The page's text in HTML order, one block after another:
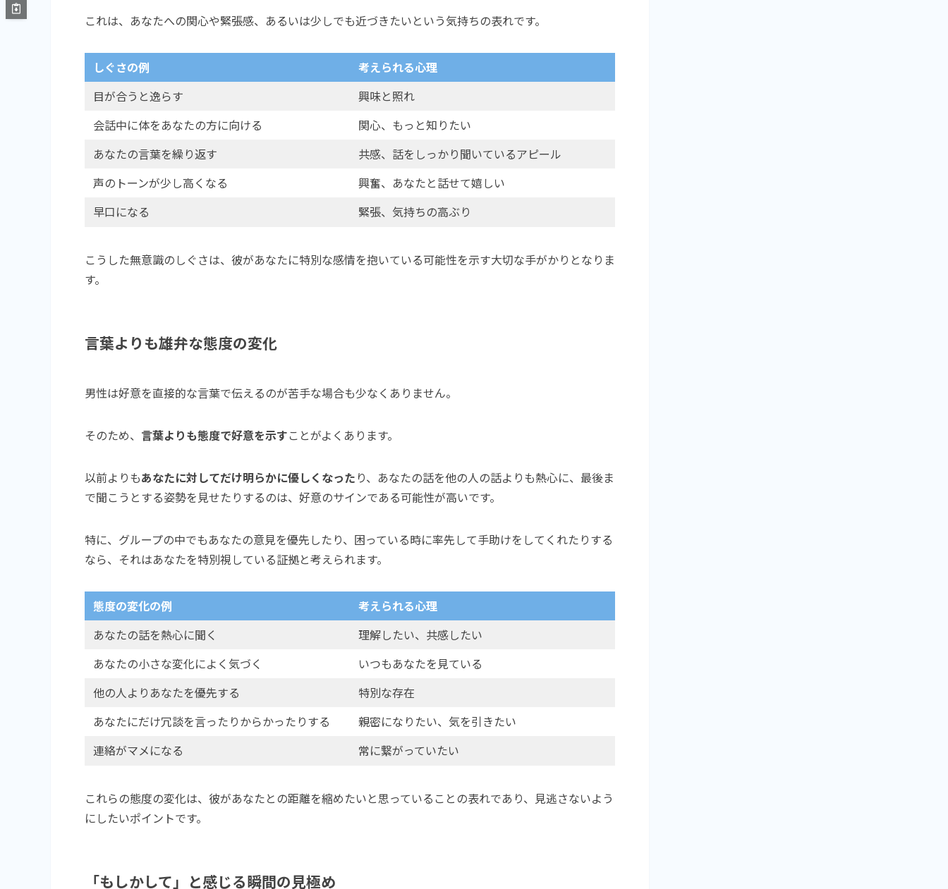
これは、あなたへの関心や緊張感、あるいは少しでも近づきたいという気持ちの表れです。
しぐさの例
考えられる心理
目が合うと逸らす
興味と照れ
会話中に体をあなたの方に向ける
関心、もっと知りたい
あなたの言葉を繰り返す
共感、話をしっかり聞いているアピール
声のトーンが少し高くなる
興奮、あなたと話せて嬉しい
早口になる
緊張、気持ちの高ぶり
こうした無意識のしぐさは、彼があなたに特別な感情を抱いている可能性を示す大切な手がかりとなりま
す。
言葉よりも雄弁な態度の変化
男性は好意を直接的な言葉で伝えるのが苦手な場合も少なくありません。
そのため、 言葉よりも態度で好意を示すことがよくあります。
以前よりもあなたに対してだけ明らかに優しくなった り、あなたの話を他の人の話よりも熱心に、最後ま
で聞こうとする姿勢を見せたりするのは、好意のサインである可能性が高いです。
特に、グループの中でもあなたの意見を優先したり、困っている時に率先して手助けをしてくれたりする
なら、それはあなたを特別視している証拠と考えられます。
態度の変化の例
考えられる心理
あなたの話を熱心に聞く
理解したい、共感したい
あなたの小さな変化によく気づく
いつもあなたを見ている
他の人よりあなたを優先する
特別な存在
あなたにだけ冗談を言ったりからかったりする
親密になりたい、気を引きたい
連絡がマメになる
常に繋がっていたい
これらの態度の変化は、彼があなたとの距離を縮めたいと思っていることの表れであり、見逃さないよう
にしたいポイントです。
「もしかして」と感じる瞬間の見極め